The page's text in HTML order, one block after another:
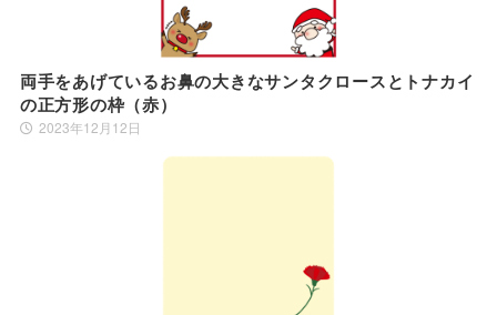
両手をあげているお鼻の大きなサンタクロースとトナカイ
の正方形の枠（赤）
2023年12月12日